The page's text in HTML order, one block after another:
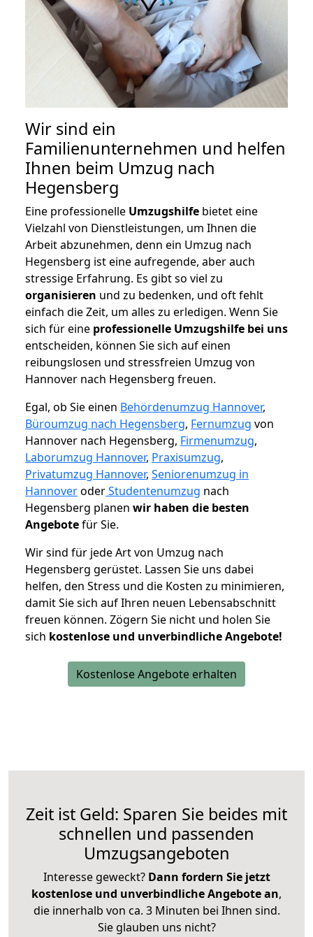
Wir sind ein
Familienunternehmen und helfen
Ihnen beim Umzug nach
Hegensberg
Eine professionelle Umzugshilfe bietet eine
Vielzahl von Dienstleistungen, um Ihnen die
Arbeit abzunehmen, denn ein Umzug nach
Hegensberg ist eine aufregende, aber auch
stressige Erfahrung. Es gibt so viel zu
organisieren und zu bedenken, und oft fehlt
einfach die Zeit, um alles zu erledigen. Wenn Sie
sich für eine professionelle Umzugshilfe bei uns
entscheiden, können Sie sich auf einen
reibungslosen und stressfreien Umzug von
Hannover nach Hegensberg freuen.
Egal, ob Sie einen Behördenumzug Hannover,
Büroumzug nach Hegensberg, Fernumzug von
Hannover nach Hegensberg, Firmenumzug,
Laborumzug Hannover, Praxisumzug,
Privatumzug Hannover, Seniorenumzug in
HannoveroderStudentenumzug nach
Hegensberg planen wir haben die besten
Angebotefür Sie.
Wir sind für jede Art von Umzug nach
Hegensberg gerüstet. Lassen Sie uns dabei
helfen, den Stress und die Kosten zu minimieren,
damit Sie sich auf Ihren neuen Lebensabschnitt
freuen können. Zögern Sie nicht und holen Sie
sich kostenlose und unverbindliche Angebote!
Kostenlose Angebote erhalten
Zeit ist Geld: Sparen Sie beides mit
schnellen und passenden
Umzugsangeboten
Interesse geweckt? Dann fordern Sie jetzt
kostenlose und unverbindliche Angebote an,
die innerhalb von ca. 3 Minuten bei Ihnen sind.
Sie glauben uns nicht?